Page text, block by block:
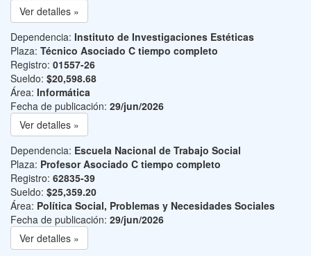
Ver detalles »
Dependencia: Instituto de Investigaciones Estéticas
Plaza: Técnico Asociado C tiempo completo
Registro: 01557-26
Sueldo: $20,598.68
Área: Informática
Fecha de publicación: 29/jun/2026
Ver detalles »
Dependencia: Escuela Nacional de Trabajo Social
Plaza: Profesor Asociado C tiempo completo
Registro: 62835-39
Sueldo: $25,359.20
Área: Política Social, Problemas y Necesidades Sociales
Fecha de publicación: 29/jun/2026
Ver detalles »